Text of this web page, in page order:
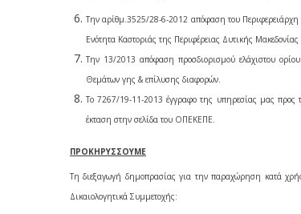
Την αρίθμ.3525/28-6-2012 απόφαση του
Ενότητα Καστοριάς της Περιφέρειας Δυτικής Μακεδονίας
Την 13/2013 απόφαση προσδιορισμού ελάχιστου
Θεμάτων γης & επίλυσης διαφορών.
Το 7267/19-11-2013 έγγραφο της υπηρεσίας μας προς
έκταση στην σελίδα του ΟΠΕΚΕΠΕ.
ΠΡΟΚΗΡΥΣΣΟΥΜΕ
Τη διεξαγωγή δημοπρασίας για την παραχώρηση κατά
Δικαιολογητικά Συμμετοχής: